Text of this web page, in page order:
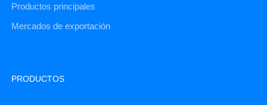
Productos principales
Mercados de exportación
PRODUCTOS